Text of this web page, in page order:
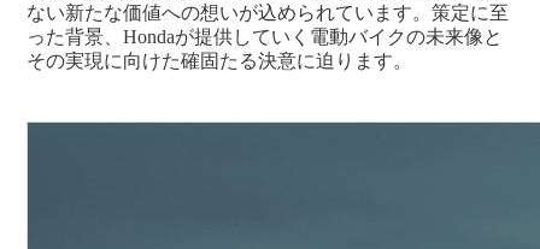
ない新たな価値への想いが込められています。策定に至
った背景、Hondaが提供していく電動バイクの未来像と
その実現に向けた確固たる決意に迫ります。